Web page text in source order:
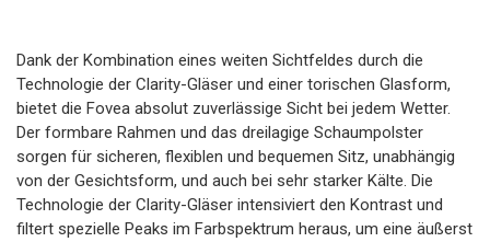
Dank der Kombination eines weiten Sichtfeldes durch die
Technologie der Clarity-Gläser und einer torischen Glasform,
bietet die Fovea absolut zuverlässige Sicht bei jedem Wetter.
Der formbare Rahmen und das dreilagige Schaumpolster
sorgen für sicheren, flexiblen und bequemen Sitz, unabhängig
von der Gesichtsform, und auch bei sehr starker Kälte. Die
Technologie der Clarity-Gläser intensiviert den Kontrast und
filtert spezielle Peaks im Farbspektrum heraus, um eine äußerst